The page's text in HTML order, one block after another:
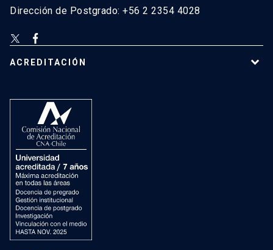
Dirección de Postgrado: +56 2 2354 4028
ACREDITACIÓN